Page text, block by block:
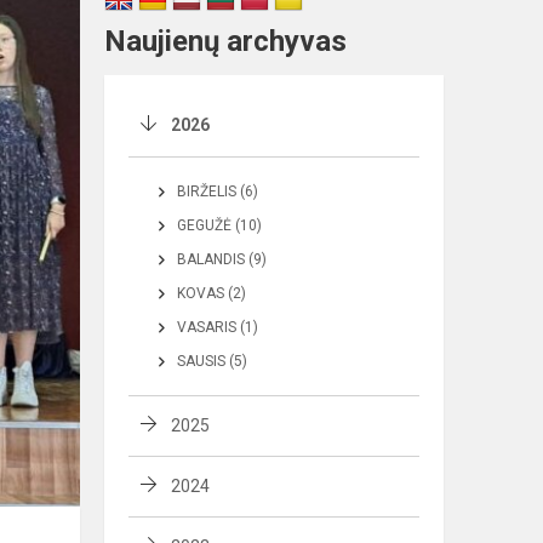
Naujienų archyvas
2026
BIRŽELIS (6)
GEGUŽĖ (10)
BALANDIS (9)
KOVAS (2)
VASARIS (1)
SAUSIS (5)
2025
2024